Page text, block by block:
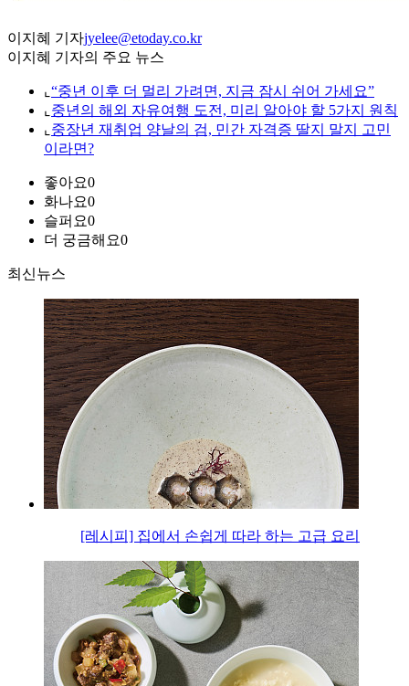
이지혜 기자jyelee@etoday.co.kr
이지혜 기자의 주요 뉴스
⌞ “중년 이후 더 멀리 가려면, 지금 잠시 쉬어 가세요”
⌞ 중년의 해외 자유여행 도전, 미리 알아야 할 5가지 원칙
⌞ 중장년 재취업 양날의 검, 민간 자격증 딸지 말지 고민
이라면?
좋아요0
화나요0
슬퍼요0
더 궁금해요0
최신뉴스
[레시피] 집에서 손쉽게 따라 하는 고급 요리